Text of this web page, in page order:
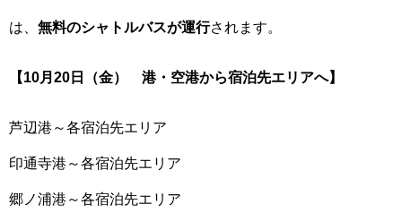
は、 無料のシャトルバスが運行されます。
【10月20日（金） 港・空港から宿泊先エリアへ】
芦辺港～各宿泊先エリア
印通寺港～各宿泊先エリア
郷ノ浦港～各宿泊先エリア